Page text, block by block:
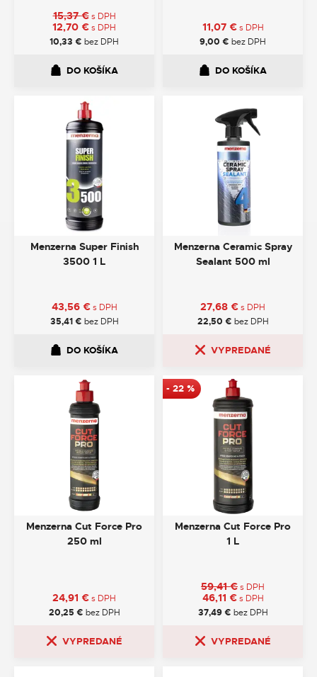
15,37€ s DPH
12,70 €s DPH
10,33 € bez DPH
DO KOŠÍKA
11,07 € s DPH
9,00 € bez DPH
DO KOŠÍKA
Menzerna Super Finish
3500 1 L
43,56 € s DPH
35,41€ bez DPH
DO KOŠÍKA
Menzerna Ceramic Spray
Sealant 500 ml
27,68 €s DPH
22,50 € bez DPH
VYPREDANÉ
Menzerna Cut Force Pro
250 ml
24,91 €s DPH
20,25 € bez DPH
VYPREDANÉ
- 22 %
Menzerna Cut Force Pro
1 L
59,41€s DPH
46,11 € s DPH
37,49€ bez DPH
VYPREDANÉ